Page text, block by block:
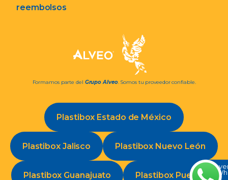
en
reembolsos
Formamos parte del Grupo Alveo. Somos tu proveedor confiable.
Plastibox Estado de México
Plastibox Jalisco Plastibox Nuevo León
Plastibox Guanajuato Plastibox Puebla